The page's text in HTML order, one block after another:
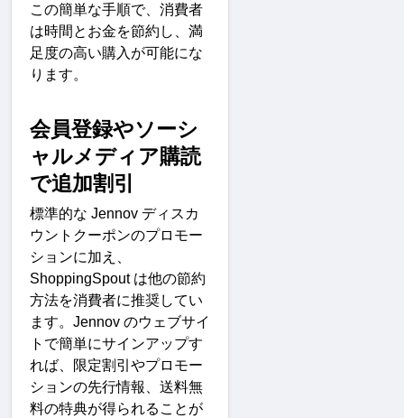
この簡単な手順で、消費者
は時間とお金を節約し、満
足度の高い購入が可能にな
ります。
会員登録やソーシ
ャルメディア購読
で追加割引
標準的な Jennov ディスカ
ウントクーポンのプロモー
ションに加え、
ShoppingSpout は他の節約
方法を消費者に推奨してい
ます。 Jennov のウェブサイ
トで簡単にサインアップす
れば、限定割引やプロモー
ションの先行情報、送料無
料の特典が得られることが